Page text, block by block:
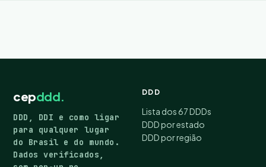
cepddd.
DDD, DDI e como ligar
para qualquer lugar
do Brasil e do mundo.
Dados verificados,
DDD
Lista dos 67 DDDs
DDD por estado
DDD por região